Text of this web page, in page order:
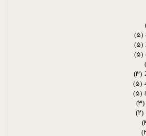
(۵)
(۵)
(۵)
(۳)
(۵)
(۵)
(۳)
(۲)